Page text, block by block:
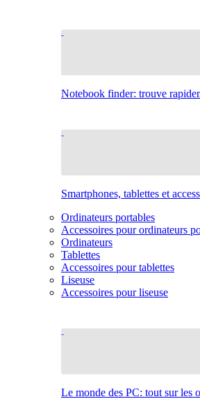
Notebook finder: trouve
Smartphones, tablettes et
Ordinateurs portables
Accessoires pour ordinateurs
Ordinateurs
Tablettes
Accessoires pour tablettes
Liseuse
Accessoires pour liseuse
Le monde des PC: tout sur les